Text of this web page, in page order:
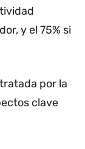
y el 75% si
por la
clave